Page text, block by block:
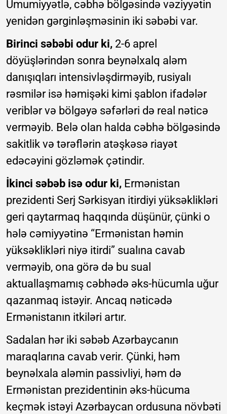
Ümumiyyətlə, cəbhə bölgəsində vəziyyətin
yenidən gərginləşməsinin iki səbəbi var.
Birinci səbəbi odur ki, 2-6 aprel
döyüşlərindən sonra beynəlxalq aləm
danışıqları intensivləşdirməyib, rusiyalı
rəsmilər isə həmişəki kimi şablon ifadələr
veriblər və bölgəyə səfərləri də real nəticə
verməyib. Belə olan halda cəbhə bölgəsində
sakitlik və tərəflərin atəşkəsə riayət
edəcəyini gözləmək çətindir.
İkinci səbəb isə odur ki, Ermənistan
prezidenti Serj Sərkisyan itirdiyi yüksəklikləri
geri qaytarmaq haqqında düşünür, çünki o
hələ cəmiyyətinə “Ermənistan həmin
yüksəklikləri niyə itirdi” sualına cavab
verməyib, ona görə də bu sual
aktuallaşmamış cəbhədə əks-hücumla uğur
qazanmaq istəyir. Ancaq nəticədə
Ermənistanın itkiləri artır.
Sadalan hər iki səbəb Azərbaycanın
maraqlarına cavab verir. Çünki, həm
beynəlxala aləmin passivliyi, həm də
Ermənistan prezidentinin əks-hücuma
keçmək istəyi Azərbaycan ordusuna növbəti